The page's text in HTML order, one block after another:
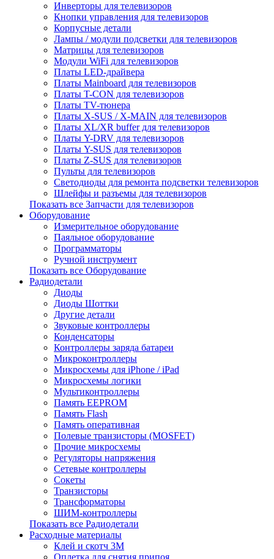
Инверторы для телевизоров
Кнопки управления для телевизоров
Корпусные детали
Лампы / модули подсветки для телевизоров
Матрицы для телевизоров
Модули WiFi для телевизоров
Платы LED-драйвера
Платы Mainboard для телевизоров
Платы T-CON для телевизоров
Платы TV-тюнера
Платы X-SUS / X-MAIN для телевизоров
Платы XL/XR buffer для телевизоров
Платы Y-DRV для телевизоров
Платы Y-SUS для телевизоров
Платы Z-SUS для телевизоров
Пульты для телевизоров
Светодиоды для ремонта подсветки телевизоров
Шлейфы и разъемы для телевизоров
Показать все Запчасти для телевизоров
Оборудование
Измерительное оборудование
Паяльное оборудование
Программаторы
Ручной инструмент
Показать все Оборудование
Радиодетали
Диоды
Диоды Шоттки
Другие детали
Звуковые контроллеры
Конденсаторы
Контроллеры заряда батареи
Микроконтроллеры
Микросхемы для iPhone / iPad
Микросхемы логики
Мультиконтроллеры
Память EEPROM
Память Flash
Память оперативная
Полевые транзисторы (MOSFET)
Прочие микросхемы
Регуляторы напряжения
Сетевые контроллеры
Сокеты
Транзисторы
Трансформаторы
ШИМ-контроллеры
Показать все Радиодетали
Расходные материалы
Клей и скотч 3M
Оплетка для снятия припоя